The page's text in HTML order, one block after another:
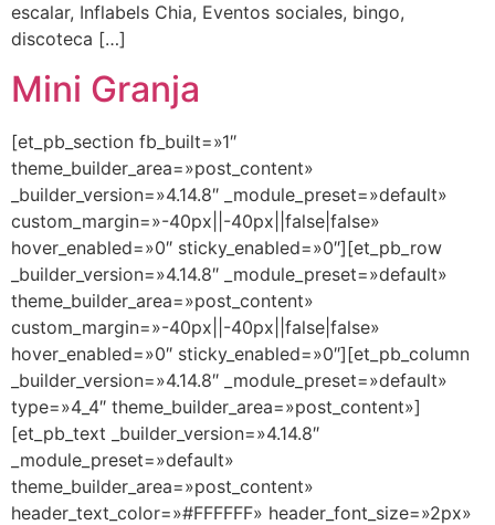
escalar, Inflabels Chia, Eventos sociales, bingo,
discoteca […]
Mini Granja
[et_pb_section fb_built=»1″
theme_builder_area=»post_content»
_builder_version=»4.14.8″ _module_preset=»default»
custom_margin=»-40px||-40px||false|false»
hover_enabled=»0″ sticky_enabled=»0″][et_pb_row
_builder_version=»4.14.8″ _module_preset=»default»
theme_builder_area=»post_content»
custom_margin=»-40px||-40px||false|false»
hover_enabled=»0″ sticky_enabled=»0″][et_pb_column
_builder_version=»4.14.8″ _module_preset=»default»
type=»4_4″ theme_builder_area=»post_content»]
[et_pb_text _builder_version=»4.14.8″
_module_preset=»default»
theme_builder_area=»post_content»
header_text_color=»#FFFFFF» header_font_size=»2px»